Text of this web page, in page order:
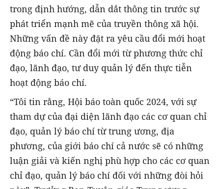
trong định hướng, dẫn dắt thông tin trước sự
phát triển mạnh mẽ của truyền thông xã hội.
Những vấn đề này đặt ra yêu cầu đổi mới hoạt
động báo chí. Cần đổi mới từ phương thức chỉ
đạo, lãnh đạo, tư duy quản lý đến thực tiễn
hoạt động báo chí.
“Tôi tin rằng, Hội báo toàn quốc 2024, với sự
tham dự của đại diện lãnh đạo các cơ quan chỉ
đạo, quản lý báo chí từ trung ương, địa
phương, của giới báo chí cả nước sẽ có những
luận giải và kiến nghị phù hợp cho các cơ quan
chỉ đạo, quản lý báo chí đối với những đòi hỏi